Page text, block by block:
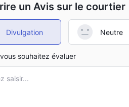
être un courtier non
des autorités financières. Ce
les traders et les investisseurs,
ou garantir des pratiques
ou tout autre courtier non
pour évaluer les risques impliqués.
réputées pour garantir un
un Avis sur le courtier
Divulgation Neutre
souhaitez évaluer
saisir...